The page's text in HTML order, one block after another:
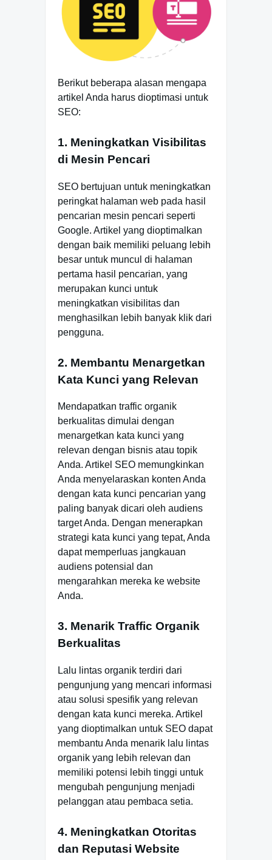
Berikut beberapa alasan mengapa
artikel Anda harus dioptimasi untuk
SEO:
1. Meningkatkan Visibilitas
di Mesin Pencari
SEO bertujuan untuk meningkatkan
peringkat halaman web pada hasil
pencarian mesin pencari seperti
Google. Artikel yang dioptimalkan
dengan baik memiliki peluang lebih
besar untuk muncul di halaman
pertama hasil pencarian, yang
merupakan kunci untuk
meningkatkan visibilitas dan
menghasilkan lebih banyak klik dari
pengguna.
2. Membantu Menargetkan
Kata Kunci yang Relevan
Mendapatkan traffic organik
berkualitas dimulai dengan
menargetkan kata kunci yang
relevan dengan bisnis atau topik
Anda. Artikel SEO memungkinkan
Anda menyelaraskan konten Anda
dengan kata kunci pencarian yang
paling banyak dicari oleh audiens
target Anda. Dengan menerapkan
strategi kata kunci yang tepat, Anda
dapat memperluas jangkauan
audiens potensial dan
mengarahkan mereka ke website
Anda.
3. Menarik Traffic Organik
Berkualitas
Lalu lintas organik terdiri dari
pengunjung yang mencari informasi
atau solusi spesifik yang relevan
dengan kata kunci mereka. Artikel
yang dioptimalkan untuk SEO dapat
membantu Anda menarik lalu lintas
organik yang lebih relevan dan
memiliki potensi lebih tinggi untuk
mengubah pengunjung menjadi
pelanggan atau pembaca setia.
4. Meningkatkan Otoritas
dan Reputasi Website